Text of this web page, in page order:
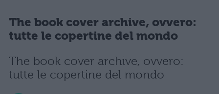
The book cover archive, ovvero:
tutte le copertine del mondo
The book cover archive, ovvero:
tutte le copertine del mondo